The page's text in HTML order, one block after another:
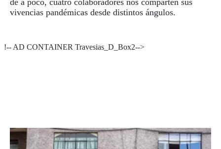
de a poco, cuatro colaboradores nos comparten sus
vivencias pandémicas desde distintos ángulos.
!-- AD CONTAINER Travesias_D_Box2-->